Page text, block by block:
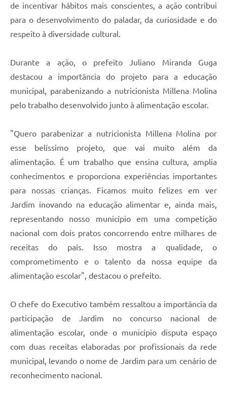
de incentivar hábitos mais conscientes, a ação contribui
para o desenvolvimento do paladar, da curiosidade e do
respeito à diversidade cultural.
Durante a ação, o prefeito Juliano Miranda Guga
destacou a importância do projeto para a educação
municipal, parabenizando a nutricionista Millena Molina
pelo trabalho desenvolvido junto à alimentação escolar.
"Quero parabenizar a nutricionista Millena Molina por
esse belíssimo projeto, que vai muito além da
alimentação. É um trabalho que ensina cultura, amplia
conhecimentos e proporciona experiências importantes
para nossas crianças. Ficamos muito felizes em ver
Jardim inovando na educação alimentar e, ainda mais,
representando nosso município em uma competição
nacional com dois pratos concorrendo entre milhares de
receitas do país. Isso mostra a qualidade, o
comprometimento e o talento da nossa equipe da
alimentação escolar", destacou o prefeito.
O chefe do Executivo também ressaltou a importância da
participação de Jardim no concurso nacional de
alimentação escolar, onde o município disputa espaço
com duas receitas elaboradas por profissionais da rede
municipal, levando o nome de Jardim para um cenário de
reconhecimento nacional.